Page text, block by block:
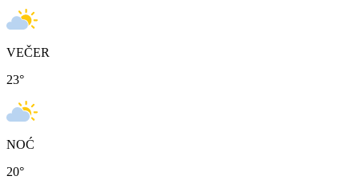
VEČER
23°
NOĆ
20°